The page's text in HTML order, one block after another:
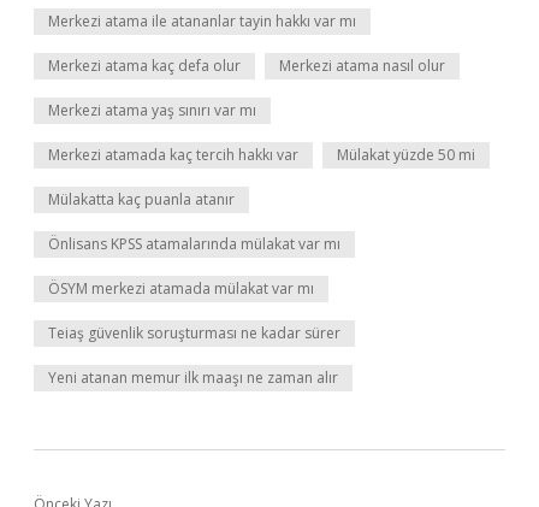
Merkezi atama ile atananlar tayin hakkı var mı
Merkezi atama kaç defa olur Merkezi atama nasıl olur
Merkezi atama yaş sınırı var mı
Merkezi atamada kaç tercih hakkı var Mülakat yüzde 50 mi
Mülakatta kaç puanla atanır
Önlisans KPSS atamalarında mülakat var mı
ÖSYM merkezi atamada mülakat var mı
Teiaş güvenlik soruşturması ne kadar sürer
Yeni atanan memur ilk maaşı ne zaman alır